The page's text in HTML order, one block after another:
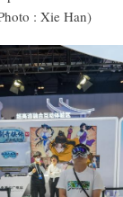
: Xie Han)